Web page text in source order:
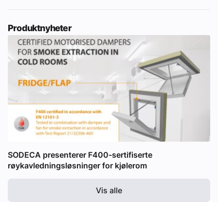
Produktnyheter
SODECA presenterer F400-sertifiserte
røykavledningsløsninger for kjølerom
Vis alle